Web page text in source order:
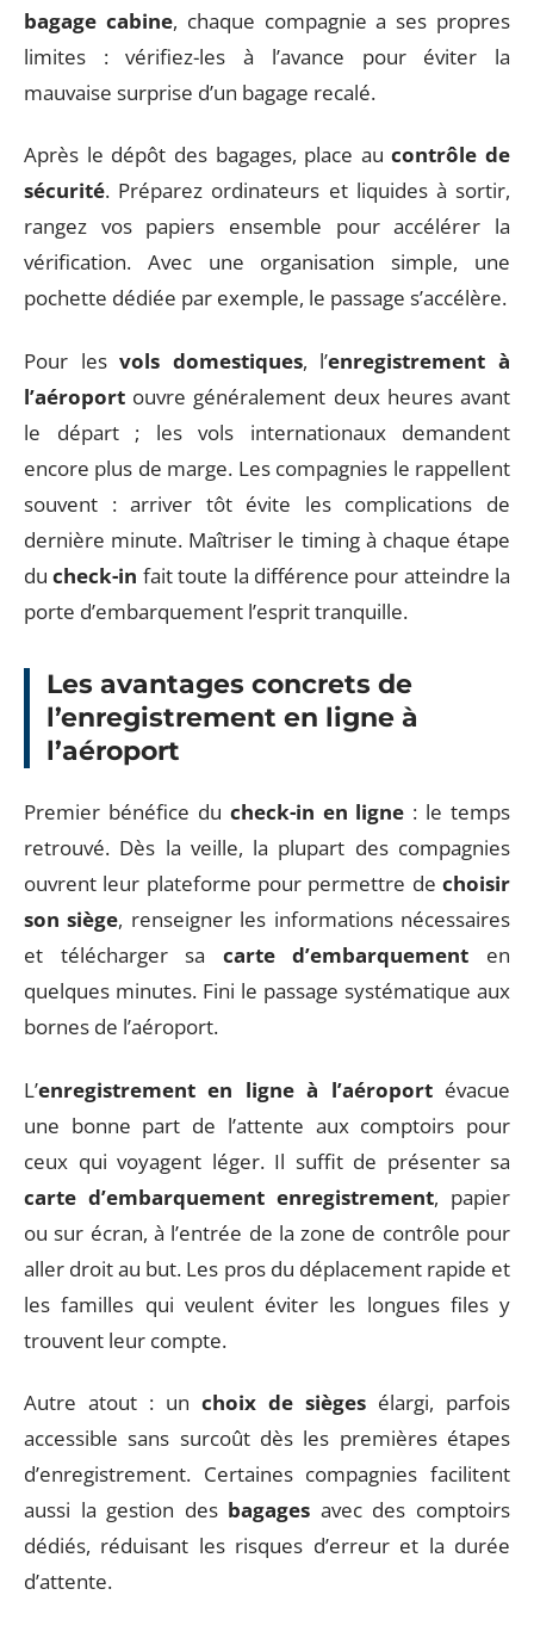
bagage cabine, chaque compagnie a ses propres
limites : vérifiez-les à l’avance pour éviter la
mauvaise surprise d’un bagage recalé.
Après le dépôt des bagages, place aucontrôle de
sécurité. Préparez ordinateurs et liquides à sortir,
rangez vos papiers ensemble pour accélérer la
vérification. Avec une organisation simple, une
pochette dédiée par exemple, le passage s’accélère.
Pour lesvols domestiques, l’enregistrement à
l’aéroport ouvre généralement deux heures avant
le départ ; les vols internationaux demandent
encore plus de marge. Les compagnies le rappellent
souvent : arriver tôt évite les complications de
dernière minute. Maîtriser le timing à chaque étape
ducheck-in fait toute la différence pour atteindre la
porte d’embarquement l’esprit tranquille.
Les avantages concrets de
l’enregistrement en ligne à
l’aéroport
Premier bénéfice du check-in en ligne : le temps
retrouvé. Dès la veille, la plupart des compagnies
ouvrent leur plateforme pour permettre de choisir
son siège, renseigner les informations nécessaires
et télécharger sa carte d’embarquement en
quelques minutes. Fini le passage systématique aux
bornes de l’aéroport.
L’enregistrement en ligne à l’aéroportévacue
une bonne part de l’attente aux comptoirs pour
ceux qui voyagent léger. Il suffit de présenter sa
carte d’embarquement enregistrement, papier
ou sur écran, à l’entrée de la zone de contrôle pour
aller droit au but. Les pros du déplacement rapide et
les familles qui veulent éviter les longues files y
trouvent leur compte.
Autre atout : un choix de sièges élargi, parfois
accessible sans surcoût dès les premières étapes
d’enregistrement. Certaines compagnies facilitent
aussi la gestion des bagages avec des comptoirs
dédiés, réduisant les risques d’erreur et la durée
d’attente.